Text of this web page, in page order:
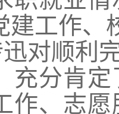
建工作、
对顺利
充分肯
作、志